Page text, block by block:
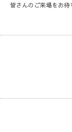
皆さんのご来場をお待